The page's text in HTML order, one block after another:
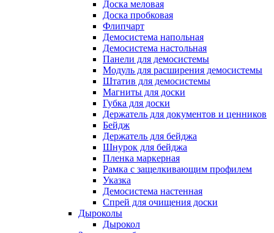
Доска меловая
Доска пробковая
Флипчарт
Демосистема напольная
Демосистема настольная
Панели для демосистемы
Модуль для расширения демосистемы
Штатив для демосистемы
Магниты для доски
Губка для доски
Держатель для документов и ценников
Бейдж
Держатель для бейджа
Шнурок для бейджа
Пленка маркерная
Рамка с защелкивающим профилем
Указка
Демосистема настенная
Спрей для очищения доски
Дыроколы
Дырокол